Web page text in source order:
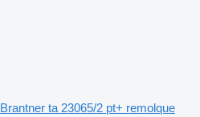
Brantner ta 23065/2 pt+ remolque